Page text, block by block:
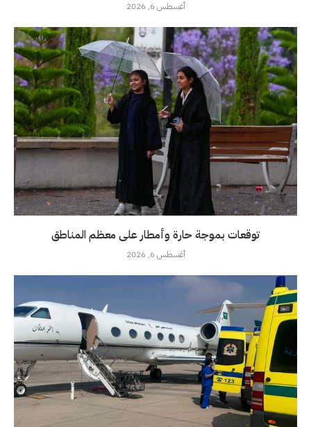
أغسطس 6, 2026
توقعات بموجة حارة وأمطار على معظم المناطق
أغسطس 6, 2026